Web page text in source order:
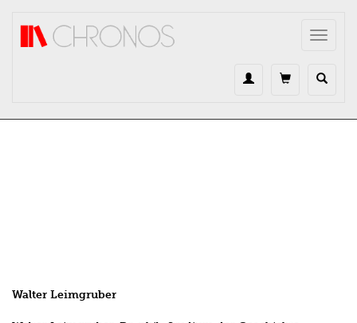
Toggle
Walter Leimgruber